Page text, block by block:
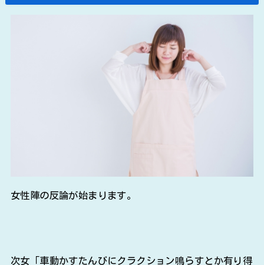
女性陣の反論が始まります。
次女「車動かすたんびにクラクション鳴らすとか有り得